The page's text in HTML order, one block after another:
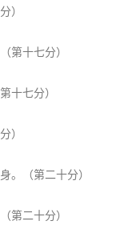
）
第十七分）
十七分）
）
。（第二十分）
第二十分）